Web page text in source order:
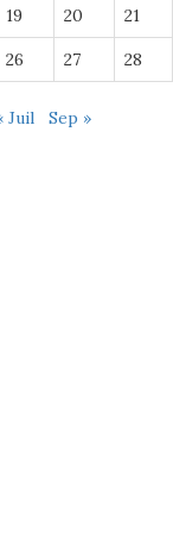
19 20 21
26 27 28
Juil Sep »